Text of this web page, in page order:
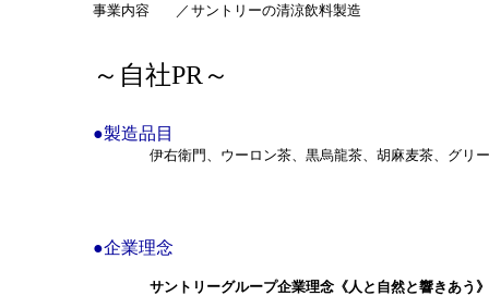
事業内容
／ サントリーの清涼飲料製造
～自社PR～
●製造品目
伊右衛門、ウーロン茶、黒烏龍茶、胡麻麦茶、グリー
●企業理念
サントリーグループ企業理念《人と自然と響きあう》